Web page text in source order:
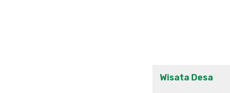
Wisata Desa